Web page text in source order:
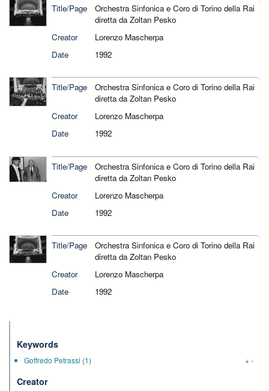
Title/Page
Orchestra Sinfonica e Coro di Torino della Rai
diretta da Zoltan Pesko
Creator
Lorenzo Mascherpa
Date
1992
Title/Page
Orchestra Sinfonica e Coro di Torino della Rai
diretta da Zoltan Pesko
Creator
Lorenzo Mascherpa
Date
1992
Title/Page
Orchestra Sinfonica e Coro di Torino della Rai
diretta da Zoltan Pesko
Creator
Lorenzo Mascherpa
Date
1992
Title/Page
Orchestra Sinfonica e Coro di Torino della Rai
diretta da Zoltan Pesko
Creator
Lorenzo Mascherpa
Date
1992
Keywords
Goffredo Petrassi (1) +-
Creator